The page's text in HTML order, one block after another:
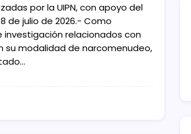
por la UIPN, con apoyo del
de julio de 2026.- Como
relacionados con
su modalidad de narcomenudeo,